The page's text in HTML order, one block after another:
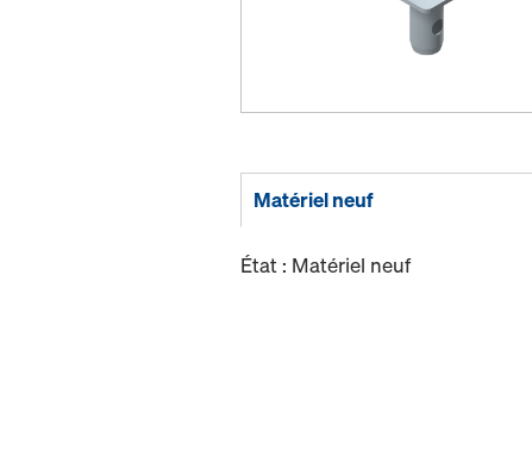
Matériel neuf
État : Matériel neuf